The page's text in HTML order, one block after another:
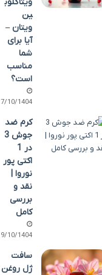
ین
ویتان –
آیا برای
شما
مناسب
است؟
07/10/1404
کرم ضد
جوش 3
در 1
اکتی پور
نوروا |
نقد و
بررسی
کامل
09/10/1404
سافت
ژل روغن